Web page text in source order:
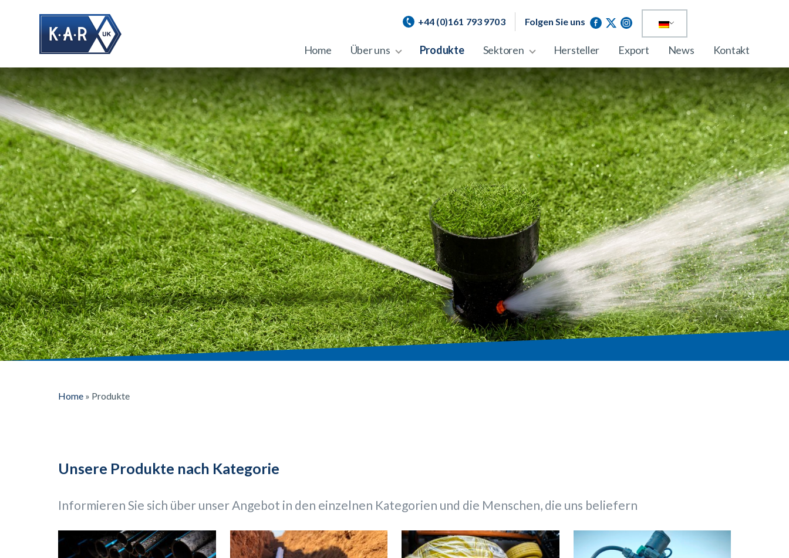
+44 (0)161 793 9703 Folgen Sie uns
Home Über uns Produkte Sektoren Hersteller Export News Kontakt
Home » Produkte
Unsere Produkte nach Kategorie
Informieren Sie sich über unser Angebot in den einzelnen Kategorien und die Menschen, die uns beliefern